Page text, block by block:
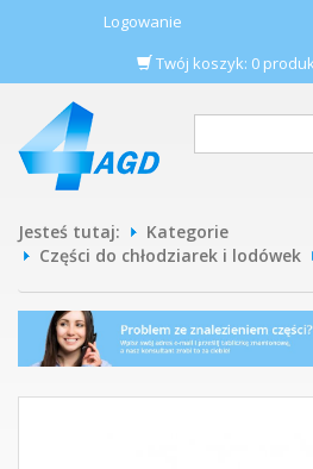
Logowanie
Twój koszyk: 0
Jesteś tutaj:
Kategorie
Części do chłodziarek i lodówek